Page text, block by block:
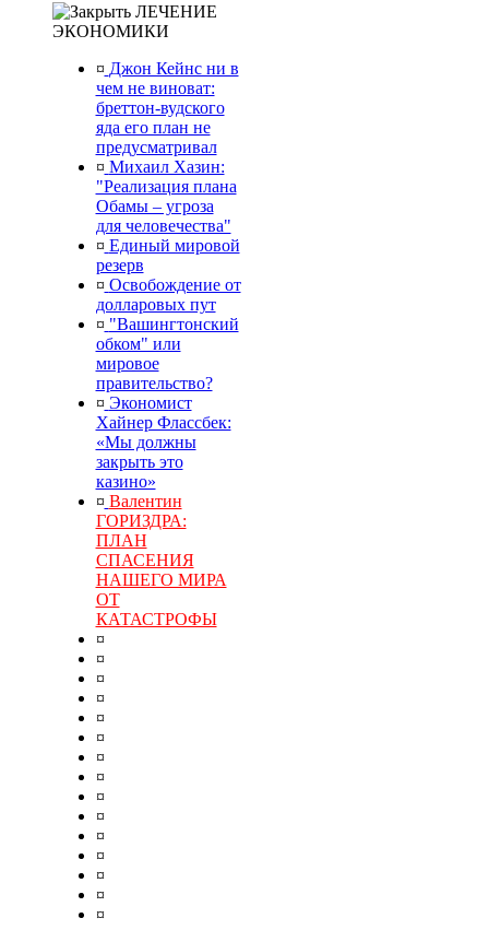
ЛЕЧЕНИЕ
ЭКОНОМИКИ
¤ Джон Кейнс ни в
чем не виноват:
бреттон-вудского
яда его план не
предусматривал
¤ Михаил Хазин:
"Реализация плана
Обамы – угроза
для человечества"
¤ Единый мировой
резерв
¤ Освобождение от
долларовых пут
¤ "Вашингтонский
обком" или
мировое
правительство?
¤ Экономист
Хайнер Флассбек:
«Мы должны
закрыть это
казино»
¤ Валентин
ГОРИЗДРА:
ПЛАН
СПАСЕНИЯ
НАШЕГО МИРА
ОТ
КАТАСТРОФЫ
¤
¤
¤
¤
¤
¤
¤
¤
¤
¤
¤
¤
¤
¤
¤